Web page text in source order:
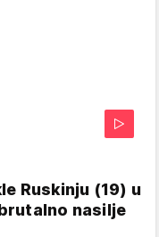
Ruskinju (19) u
nasilje